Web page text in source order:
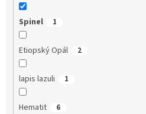
Spinel 1
Etiopský Opál 2
lapis lazuli 1
Hematit 6